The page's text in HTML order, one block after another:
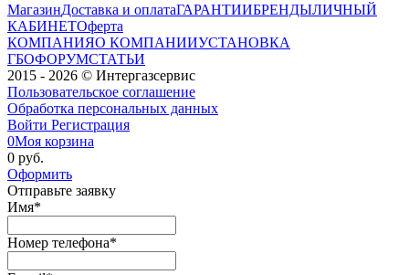
МагазинДоставка и оплатаГАРАНТИИБРЕНДЫЛИЧНЫЙ
КАБИНЕТОферта
КОМПАНИЯО КОМПАНИИУСТАНОВКА
ГБОФОРУМСТАТЬИ
2015 - 2026 © Интергазсервис
Пользовательское соглашение
Обработка персональных данных
Войти Регистрация
0Моя корзина
0 руб.
Оформить
Отправьте заявку
Имя*
Номер телефона*